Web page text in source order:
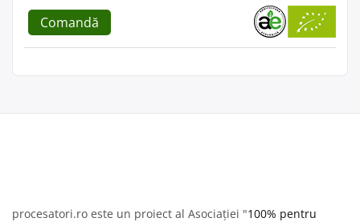
Comandă
procesatori.ro este un proiect al Asociației "100% pentru